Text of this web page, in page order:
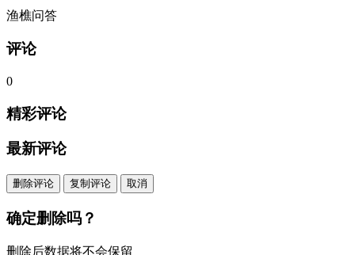
渔樵问答
评论
0
精彩评论
最新评论
删除评论 复制评论 取消
确定删除吗？
删除后数据将不会保留